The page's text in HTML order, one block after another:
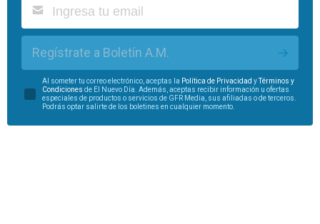
Regístrate a Boletín A.M.
Al someter tu correo electrónico, aceptas la Política de Privacidad yTérminos y
Condiciones de El Nuevo Día. Además, aceptas recibir información u ofertas
especiales de productos o servicios de GFR Media, sus afiliadas o de terceros.
Podrás optar salirte de los boletines en cualquier momento.